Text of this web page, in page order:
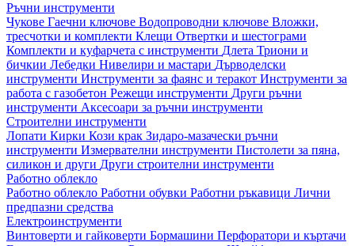
Ръчни инструменти
Чукове Гаечни ключове Водопроводни ключове Вложки,
тресчотки и комплекти Клещи Отвертки и шестограми
Комплекти и куфарчета с инструменти Длета Триони и
бичкии Лебедки Нивелири и мастари Дърводелски
инструменти Инструменти за фаянс и теракот Инструменти за
работа с газобетон Режещи инструменти Други ръчни
инструменти Аксесоари за ръчни инструменти
Строителни инструменти
Лопати Кирки Кози крак Зидаро-мазачески ръчни
инструменти Измервателни инструменти Пистолети за пяна,
силикон и други Други строителни инструменти
Работно облекло
Работно облекло Работни обувки Работни ръкавици Лични
предпазни средства
Електроинструменти
Винтоверти и гайковерти Бормашини Перфоратори и къртачи